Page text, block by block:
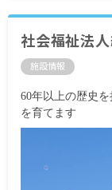
社会福祉法
施設情報
60年以上の歴史
を育てます